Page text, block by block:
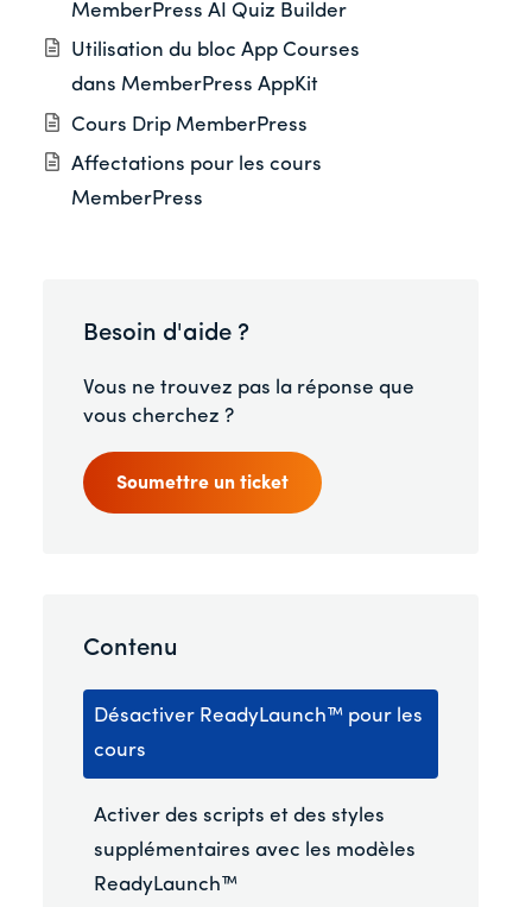
MemberPress AI Quiz Builder
Utilisation du bloc App Courses
dans MemberPress AppKit
Cours Drip MemberPress
Affectations pour les cours
MemberPress
Besoin d'aide ?
Vous ne trouvez pas la réponse que
vous cherchez ?
Soumettre un ticket
Contenu
Désactiver ReadyLaunch™ pour les
cours
Activer des scripts et des styles
supplémentaires avec les modèles
ReadyLaunch™